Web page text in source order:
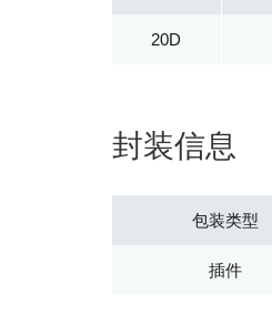
20D
封装信息
包装类型
插件